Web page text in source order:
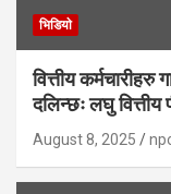
भिडियाे
वित्तीय कर्मचारीहरु
दलिन्छः लघु वित्तीय
August 8, 2025